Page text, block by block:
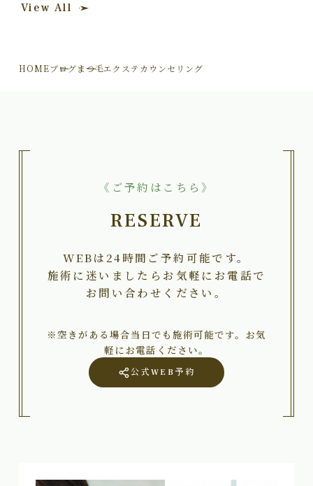
View All
HOMEブログまつ毛エクステカウンセリング
《ご予約はこちら》
RESERVE
WEBは24時間ご予約可能です。
施術に迷いましたらお気軽にお電話で
お問い合わせください。
※空きがある場合当日でも施術可能です。お気
軽にお電話ください。
公式WEB予約